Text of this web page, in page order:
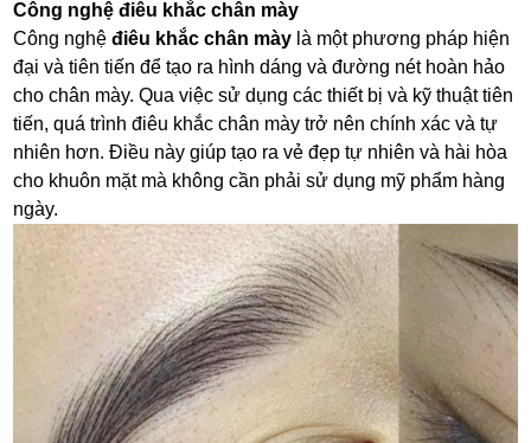
Công nghệ điêu khắc chân mày
Công nghệ điêu khắc chân mày là một phương pháp hiện
đại và tiên tiến để tạo ra hình dáng và đường nét hoàn hảo
cho chân mày. Qua việc sử dụng các thiết bị và kỹ thuật tiên
tiến, quá trình điêu khắc chân mày trở nên chính xác và tự
nhiên hơn. Điều này giúp tạo ra vẻ đẹp tự nhiên và hài hòa
cho khuôn mặt mà không cần phải sử dụng mỹ phẩm hàng
ngày.